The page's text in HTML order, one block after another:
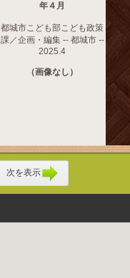
年４月
都城市こども部こども政策
課／企画・編集 -- 都城市 --
2025.4
（画像なし）
次を表示